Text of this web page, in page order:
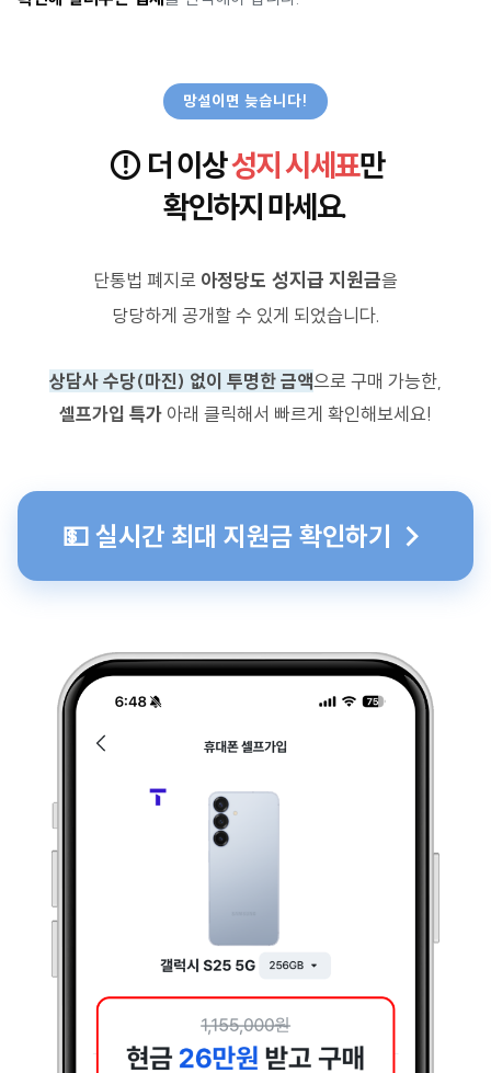
망설이면 늦습니다!
⚠️ 더 이상성지 시세표만
확인하지 마세요.
단통법 폐지로 아정당도 성지급 지원금을
당당하게 공개할 수 있게 되었습니다.
상담사 수당(마진) 없이 투명한 금액으로 구매 가능한,
셀프가입 특가 아래 클릭해서 빠르게 확인해보세요!
💵 실시간 최대 지원금 확인하기 →